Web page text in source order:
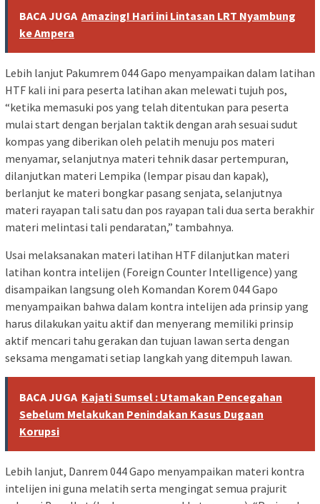
BACA JUGA Amazing! Hari ini Lintasan LRT Nyambung
ke Ampera
Lebih lanjut Pakumrem 044 Gapo menyampaikan dalam latihan
HTF kali ini para peserta latihan akan melewati tujuh pos,
“ketika memasuki pos yang telah ditentukan para peserta
mulai start dengan berjalan taktik dengan arah sesuai sudut
kompas yang diberikan oleh pelatih menuju pos materi
menyamar, selanjutnya materi tehnik dasar pertempuran,
dilanjutkan materi Lempika (lempar pisau dan kapak),
berlanjut ke materi bongkar pasang senjata, selanjutnya
materi rayapan tali satu dan pos rayapan tali dua serta berakhir
materi melintasi tali pendaratan,” tambahnya.
Usai melaksanakan materi latihan HTF dilanjutkan materi
latihan kontra intelijen (Foreign Counter Intelligence) yang
disampaikan langsung oleh Komandan Korem 044 Gapo
menyampaikan bahwa dalam kontra intelijen ada prinsip yang
harus dilakukan yaitu aktif dan menyerang memiliki prinsip
aktif mencari tahu gerakan dan tujuan lawan serta dengan
seksama mengamati setiap langkah yang ditempuh lawan.
BACA JUGA Kajati Sumsel : Utamakan Pencegahan
Sebelum Melakukan Penindakan Kasus Dugaan
Korupsi
Lebih lanjut, Danrem 044 Gapo menyampaikan materi kontra
intelijen ini guna melatih serta mengingat semua prajurit